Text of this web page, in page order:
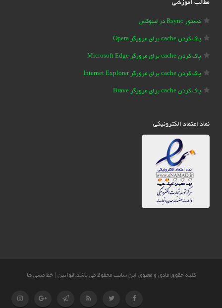
کلیه حقوق مادی و معنوی این سایت محفوظ می باشد.قوانین خط مشی ها
مطالب آموزشی
دستور Rsync در لینوکس
پاک کردن cache برای مرورگر Opera
پاک کردن cache برای مرورگر Microsoft Edge
پاک کردن cache برای مرورگر Internet Explorer
پاک کردن cache برای مرورگر Brave
نماد اعتماد الکترونیکی